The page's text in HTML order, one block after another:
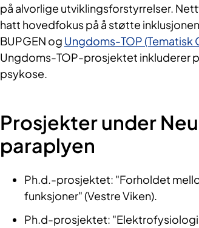
på alvorlige utviklingsforstyrrelser.
hatt hovedfokus på å støtte
BUPGEN og Ungdoms-TOP (Tematisk
Ungdoms-TOP-prosjektet inkluderer
psykose.
Prosjekter under
paraplyen
Ph.d.-prosjektet: "Forholdet
funksjoner" (Vestre Viken).
Ph.d-prosjektet: